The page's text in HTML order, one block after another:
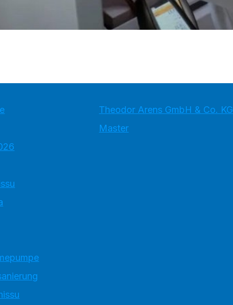
Theodor Arens GmbH & Co. KG
Master